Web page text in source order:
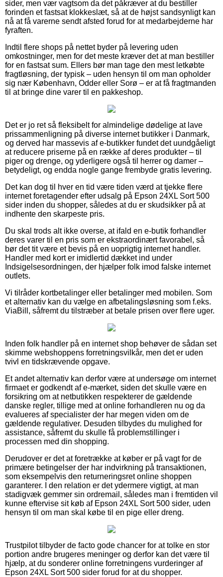
sider, men vær vagtsom da det påkræver at du bestiller
forinden et fastsat klokkeslæt, så at de højst sandsynligt kan
nå at få varerne sendt afsted forud for at medarbejderne har
fyraften.
Indtil flere shops på nettet byder på levering uden
omkostninger, men for det meste kræver det at man bestiller
for en fastsat sum. Ellers bør man tage den mest letkøbte
fragtløsning, der typisk – uden hensyn til om man opholder
sig nær København, Odder eller Sorø – er at få fragtmanden
til at bringe dine varer til en pakkeshop.
Det er jo ret så fleksibelt for almindelige dødelige at lave
prissammenligning på diverse internet butikker i Danmark,
og derved har massevis af e-butikker fundet det uundgåeligt
at reducere priserne på en række af deres produkter – til
piger og drenge, og yderligere også til herrer og damer –
betydeligt, og endda nogle gange frembyde gratis levering.
Det kan dog til hver en tid være tiden værd at tjekke flere
internet foretagender efter udsalg på Epson 24XL Sort 500
sider inden du shopper, således at du er skudsikker på at
indhente den skarpeste pris.
Du skal trods alt ikke overse, at ifald en e-butik forhandler
deres varer til en pris som er ekstraordinært favorabel, så
bør det tit være et bevis på en uoprigtig internet handler.
Handler med kort er imidlertid dækket ind under
Indsigelsesordningen, der hjælper folk imod falske internet
outlets.
Vi tilråder kortbetalinger eller betalinger med mobilen. Som
et alternativ kan du vælge en afbetalingsløsning som f.eks.
ViaBill, såfremt du tilstræber at betale prisen over flere uger.
Inden folk handler på en internet shop behøver de sådan set
skimme webshoppens forretningsvilkår, men det er uden
tvivl en tidskrævende opgave.
Et andet alternativ kan derfor være at undersøge om internet
firmaet er godkendt af e-mærket, siden det skulle være en
forsikring om at netbutikken respekterer de gældende
danske regler, tillige med at online forhandleren nu og da
evalueres af specialister der har megen viden om de
gældende regulativer. Desuden tilbydes du mulighed for
assistance, såfremt du skulle få problemstillinger i
processen med din shopping.
Derudover er det at foretrække at køber er på vagt for de
primære betingelser der har indvirkning på transaktionen,
som eksempelvis den returneringsret online shoppen
garanterer. I den relation er det ydermere vigtigt, at man
stadigvæk gemmer sin ordremail, således man i fremtiden vil
kunne eftervise sit køb af Epson 24XL Sort 500 sider, uden
hensyn til om man skal købe til en pige eller dreng.
Trustpilot tilbyder de facto gode chancer for at tolke en stor
portion andre brugeres meninger og derfor kan det være til
hjælp, at du sonderer online forretningens vurderinger af
Epson 24XL Sort 500 sider forud for at du shopper.